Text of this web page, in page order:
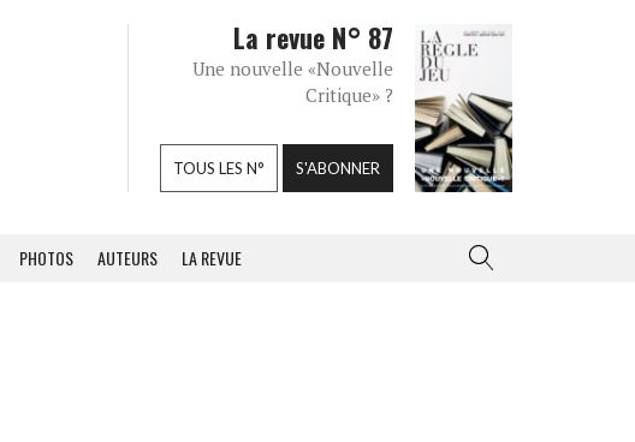
La revue N° 87
Une nouvelle «Nouvelle
Critique» ?
TOUS LES N° S'ABONNER
PHOTOS AUTEURS LA REVUE